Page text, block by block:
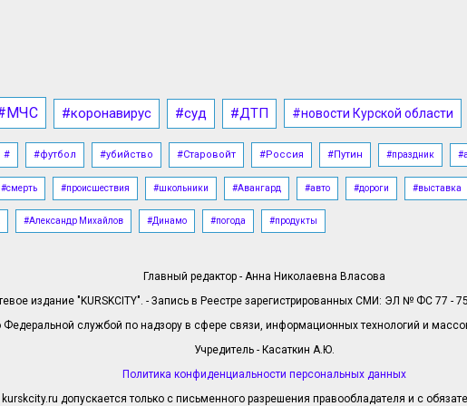
#коронавирус #суд #ДТП #новости Курской области
# #футбол #убийство #Старовойт #Россия #Путин #праздник
#смерть #происшествия #школьники #Авангард #авто #дороги #выставка
#Александр Михайлов #Динамо #погода #продукты
Главный редактор - Анна Николаевна Власова
издание "KURSKCITY". - Запись в Реестре зарегистрированных СМИ: ЭЛ № ФС 77 -
Федеральной службой по надзору в сфере связи, информационных технологий и
Учредитель - Касаткин А.Ю.
Политика конфиденциальности персональных данных
допускается только с письменного разрешения правообладателя и с